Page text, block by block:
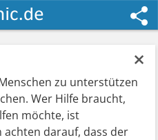
×
zu unterstützen
Wer Hilfe braucht,
möchte, ist
darauf, dass der